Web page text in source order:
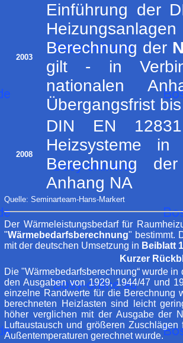
2003
Einführung der
Berechnung der
gilt - in
nationalen
Übergangsfrist
2008
DIN EN
Heizsysteme
Berechnung
Anhang NA
Quelle: Seminarteam-Hans-Markert
Der Wärmeleistungsbedarf für
"Wärmebedarfsberechnung" bestimmt.
mit der deutschen Umsetzung in Beiblatt 1
Kurzer
Die "Wärmebedarfsberechnung“ wurde
den Ausgaben von 1929, 1944/47 und
einzelne Randwerte für die Berechnung
berechneten Heizlasten sind leicht
höher verglichen mit der Ausgabe der
Luftaustausch und größeren
Außentemperaturen gerechnet wurde.